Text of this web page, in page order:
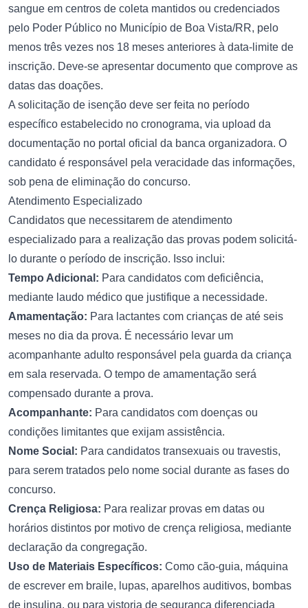
sangue em centros de coleta mantidos ou credenciados
pelo Poder Público no Município de Boa Vista/RR, pelo
menos três vezes nos 18 meses anteriores à data-limite de
inscrição. Deve-se apresentar documento que comprove as
datas das doações.
A solicitação de isenção deve ser feita no período
específico estabelecido no cronograma, via upload da
documentação no portal oficial da banca organizadora. O
candidato é responsável pela veracidade das informações,
sob pena de eliminação do concurso.
Atendimento Especializado
Candidatos que necessitarem de atendimento
especializado para a realização das provas podem solicitá-
lo durante o período de inscrição. Isso inclui:
Tempo Adicional: Para candidatos com deficiência,
mediante laudo médico que justifique a necessidade.
Amamentação: Para lactantes com crianças de até seis
meses no dia da prova. É necessário levar um
acompanhante adulto responsável pela guarda da criança
em sala reservada. O tempo de amamentação será
compensado durante a prova.
Acompanhante: Para candidatos com doenças ou
condições limitantes que exijam assistência.
Nome Social: Para candidatos transexuais ou travestis,
para serem tratados pelo nome social durante as fases do
concurso.
Crença Religiosa: Para realizar provas em datas ou
horários distintos por motivo de crença religiosa, mediante
declaração da congregação.
Uso de Materiais Específicos: Como cão-guia, máquina
de escrever em braile, lupas, aparelhos auditivos, bombas
de insulina, ou para vistoria de segurança diferenciada